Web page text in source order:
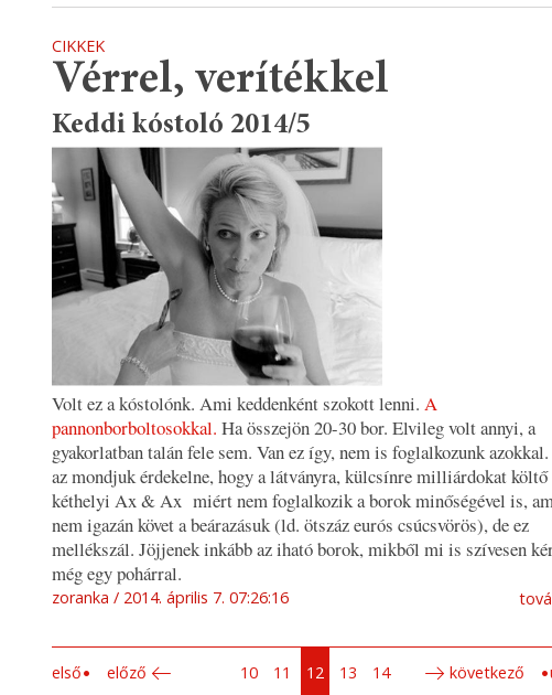
CIKKEK
Vérrel, verítékkel
Keddi kóstoló 2014/5
Volt ez a kóstolónk. Ami keddenként szokott lenni. A
pannonborboltosokkal. Ha összejön 20-30 bor. Elvileg volt annyi, a
gyakorlatban talán fele sem. Van ez így, nem is foglalkozunk
az mondjuk érdekelne, hogy a látványra, külcsínre milliárdokat költő
kéthelyi Ax & Ax miért nem foglalkozik a borok minőségével is,
nem igazán követ a beárazásuk (ld. ötszáz eurós csúcsvörös), de ez
mellékszál. Jöjjenek inkább az iható borok, mikből mi is szívesen
még egy pohárral.
zoranka 2014. április 7. 07:26:16
első előző 10 11 12 13 14 következő